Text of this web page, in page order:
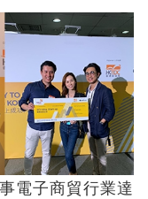
電子商貿行業達